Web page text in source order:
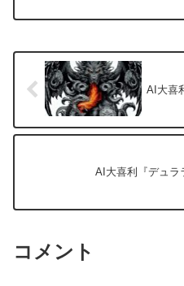
AI大喜
AI大喜利『デュラ
コメント